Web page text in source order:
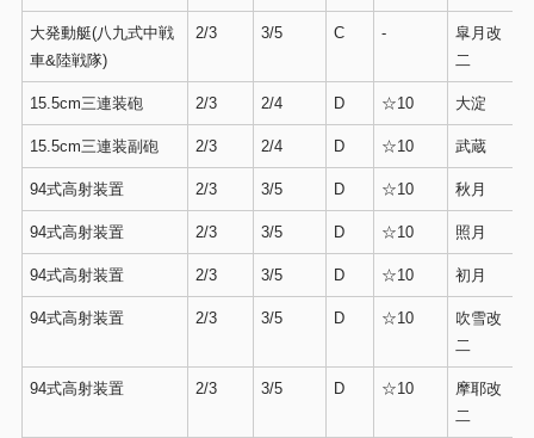
大発動艇(八九式中戦
車&陸戦隊)
2/3 3/5 C -
皐月改
二
15.5cm三連装砲 2/3 2/4 D ☆10 大淀
15.5cm三連装副砲 2/3 2/4 D ☆10 武蔵
94式高射装置 2/3 3/5 D ☆10 秋月
94式高射装置 2/3 3/5 D ☆10 照月
94式高射装置 2/3 3/5 D ☆10 初月
94式高射装置 2/3 3/5 D ☆10
吹雪改
二
94式高射装置 2/3 3/5 D ☆10
摩耶改
二